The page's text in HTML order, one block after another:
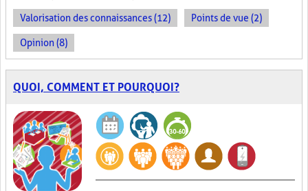
Valorisation des connaissances (12) Points de vue (2)
Opinion (8)
QUOI, COMMENT ET POURQUOI?